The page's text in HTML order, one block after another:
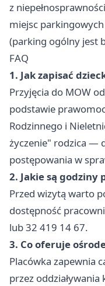
z
miejsc
(parking ogólny jest
FAQ
1. Jak zapisać
Przyjęcia do MOW
podstawie
Rodzinnego i
życzenie" rodzica —
postępowania w
2. Jakie są godziny
Przed wizytą warto
dostępność
lub 32 419 14 67.
3. Co oferuje
Placówka zapewnia
przez